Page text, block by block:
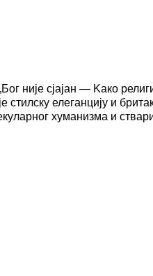
није сјајан — Kако
елеганцију и
хуманизма и